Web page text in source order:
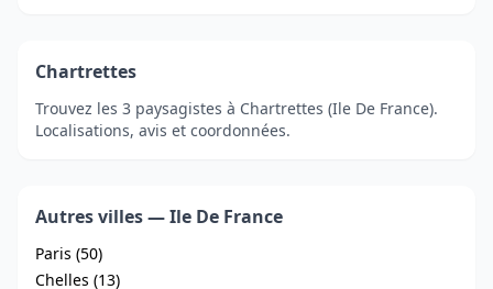
Chartrettes
Trouvez les 3 paysagistes à Chartrettes (Ile De France).
Localisations, avis et coordonnées.
Autres villes — Ile De France
Paris (50)
Chelles (13)